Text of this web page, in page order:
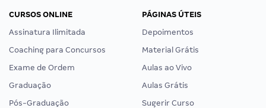
CURSOS ONLINE
Assinatura Ilimitada
Coaching para Concursos
Exame de Ordem
Graduação
Pós-Graduação
PÁGINAS ÚTEIS
Depoimentos
Material Grátis
Aulas ao Vivo
Aulas Grátis
Sugerir Curso